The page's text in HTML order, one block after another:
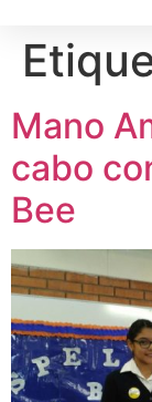
Mano
cabo
Bee